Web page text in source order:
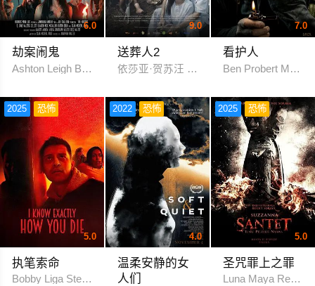
6.0
劫案闹鬼
Ashton Leigh B. Dave Walters
9.0
送葬人2
依莎亚·贺苏汪 Dongdeng Nattawut
7.0
看护人
Ben Probert
2025 恐怖
5.0
执笔索命
Bobby Liga Stephanie Hogan Katie Wieland
2022 恐怖
4.0
温柔安静的女
人们
2025 恐怖
5.0
圣咒罪上之罪
Luna Maya Reza